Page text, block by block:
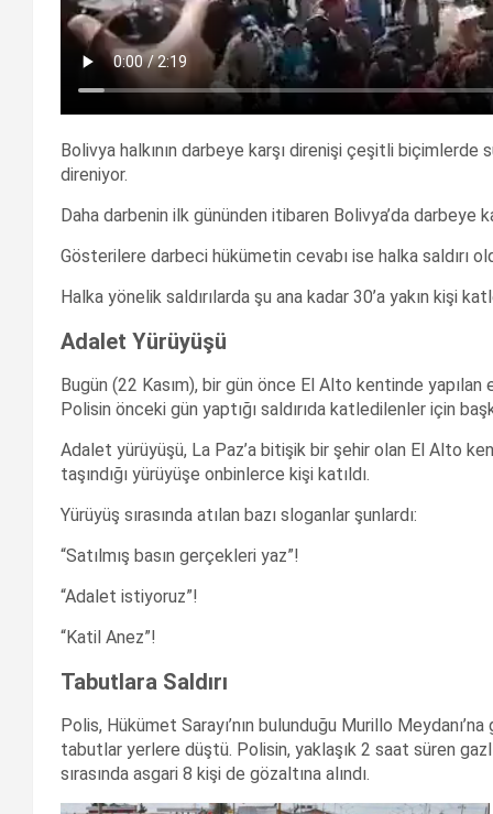
Bolivya halkının darbeye karşı direnişi çeşitli
direniyor.
Daha darbenin ilk gününden itibaren Bolivya’da darbeye
Gösterilere darbeci hükümetin cevabı ise halka saldırı
Halka yönelik saldırılarda şu ana kadar 30’a yakın kişi
Adalet Yürüyüşü
Bugün (22 Kasım), bir gün önce El Alto kentinde
Polisin önceki gün yaptığı saldırıda katledilenler için
Adalet yürüyüşü, La Paz’a bitişik bir şehir olan El Alto
taşındığı yürüyüşe onbinlerce kişi katıldı.
Yürüyüş sırasında atılan bazı sloganlar şunlardı:
“Satılmış basın gerçekleri yaz”!
“Adalet istiyoruz”!
“Katil Anez”!
Tabutlara Saldırı
Polis, Hükümet Sarayı’nın bulunduğu Murillo
tabutlar yerlere düştü. Polisin, yaklaşık 2 saat süren
sırasında asgari 8 kişi de gözaltına alındı.